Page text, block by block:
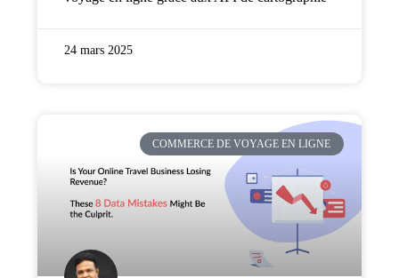
24 mars 2025
COMMERCE DE VOYAGE EN LIGNE